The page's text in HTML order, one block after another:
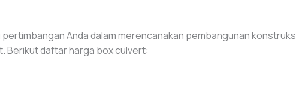
pertimbangan Anda dalam merencanakan pembangunan
Berikut daftar harga box culvert: